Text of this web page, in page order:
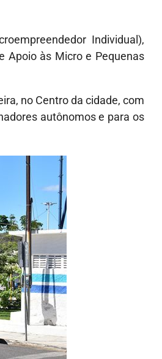
Individual),
Apoio às Micro e Pequenas
no Centro da cidade, com
autônomos e para os